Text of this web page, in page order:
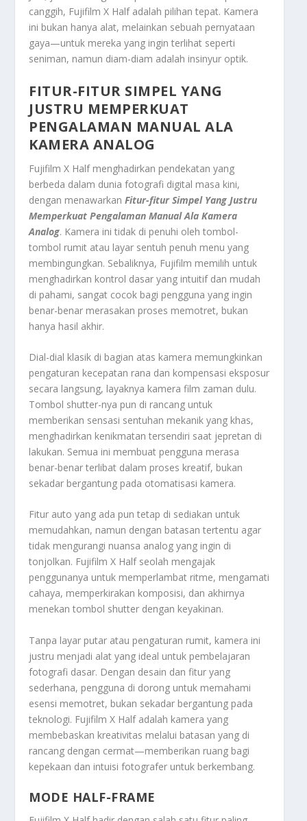
canggih, Fujifilm X Half adalah pilihan tepat. Kamera
ini bukan hanya alat, melainkan sebuah pernyataan
gaya—untuk mereka yang ingin terlihat seperti
seniman, namun diam-diam adalah insinyur optik.
FITUR-FITUR SIMPEL YANG
JUSTRU MEMPERKUAT
PENGALAMAN MANUAL ALA
KAMERA ANALOG
Fujifilm X Half menghadirkan pendekatan yang
berbeda dalam dunia fotografi digital masa kini,
dengan menawarkanFitur-fitur Simpel Yang Justru
Memperkuat Pengalaman Manual Ala Kamera
Analog. Kamera ini tidak di penuhi oleh tombol-
tombol rumit atau layar sentuh penuh menu yang
membingungkan. Sebaliknya, Fujifilm memilih untuk
menghadirkan kontrol dasar yang intuitif dan mudah
di pahami, sangat cocok bagi pengguna yang ingin
benar-benar merasakan proses memotret, bukan
hanya hasil akhir.
Dial-dial klasik di bagian atas kamera memungkinkan
pengaturan kecepatan rana dan kompensasi eksposur
secara langsung, layaknya kamera film zaman dulu.
Tombol shutter-nya pun di rancang untuk
memberikan sensasi sentuhan mekanik yang khas,
menghadirkan kenikmatan tersendiri saat jepretan di
lakukan. Semua ini membuat pengguna merasa
benar-benar terlibat dalam proses kreatif, bukan
sekadar bergantung pada otomatisasi kamera.
Fitur auto yang ada pun tetap di sediakan untuk
memudahkan, namun dengan batasan tertentu agar
tidak mengurangi nuansa analog yang ingin di
tonjolkan. Fujifilm X Half seolah mengajak
penggunanya untuk memperlambat ritme, mengamati
cahaya, memperkirakan komposisi, dan akhirnya
menekan tombol shutter dengan keyakinan.
Tanpa layar putar atau pengaturan rumit, kamera ini
justru menjadi alat yang ideal untuk pembelajaran
fotografi dasar. Dengan desain dan fitur yang
sederhana, pengguna di dorong untuk memahami
esensi memotret, bukan sekadar bergantung pada
teknologi. Fujifilm X Half adalah kamera yang
membebaskan kreativitas melalui batasan yang di
rancang dengan cermat—memberikan ruang bagi
kepekaan dan intuisi fotografer untuk berkembang.
MODE HALF-FRAME